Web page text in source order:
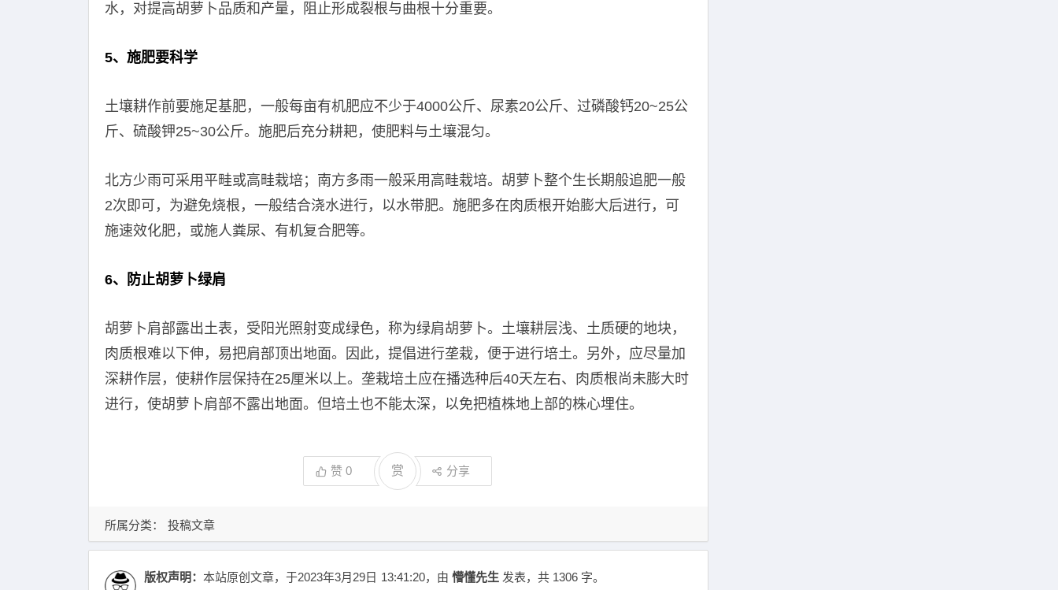
水，对提高胡萝卜品质和产量，阻止形成裂根与曲根十分重要。
5、施肥要科学
土壤耕作前要施足基肥，一般每亩有机肥应不少于4000公斤、尿素20公斤、过磷酸钙20~25公
斤、硫酸钾25~30公斤。施肥后充分耕耙，使肥料与土壤混匀。
北方少雨可采用平畦或高畦栽培；南方多雨一般采用高畦栽培。胡萝卜整个生长期般追肥一般
2次即可，为避免烧根，一般结合浇水进行，以水带肥。施肥多在肉质根开始膨大后进行，可
施速效化肥，或施人粪尿、有机复合肥等。
6、防止胡萝卜绿肩
胡萝卜肩部露出土表，受阳光照射变成绿色，称为绿肩胡萝卜。土壤耕层浅、土质硬的地块，
肉质根难以下伸，易把肩部顶出地面。因此，提倡进行垄栽，便于进行培土。另外，应尽量加
深耕作层，使耕作层保持在25厘米以上。垄栽培土应在播选种后40天左右、肉质根尚未膨大时
进行，使胡萝卜肩部不露出地面。但培土也不能太深，以免把植株地上部的株心埋住。
赞 0 赏 分享
所属分类： 投稿文章
版权声明： 本站原创文章，于2023年3月29日 13:41:20，由 懵懂先生 发表，共 1306 字。